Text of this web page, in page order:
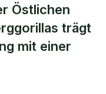
Östlichen
trägt
mit einer